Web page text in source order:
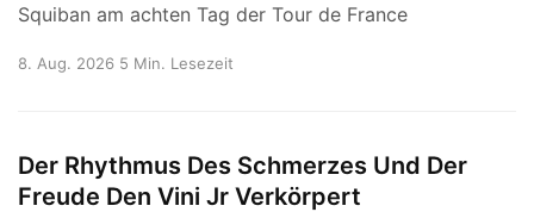
Squiban am achten Tag der Tour de France
8. Aug. 2026 5 Min. Lesezeit
Der Rhythmus Des Schmerzes Und Der
Freude Den Vini Jr Verkörpert